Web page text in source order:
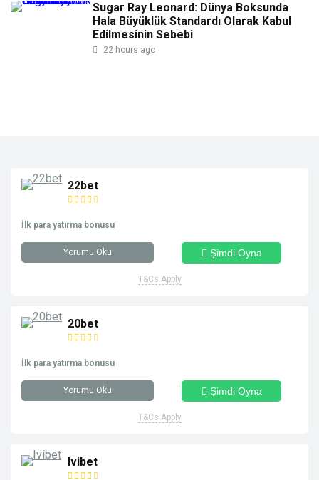
Sugar Ray Leonard: Dünya Boksunda
Hala Büyüklük Standardı Olarak Kabul
Edilmesinin Sebebi
22 hours ago
22bet
İlk para yatırma bonusu
Yorumu Oku Şimdi Oyna
T&Cs Apply
20bet
İlk para yatırma bonusu
Yorumu Oku Şimdi Oyna
T&Cs Apply
Ivibet